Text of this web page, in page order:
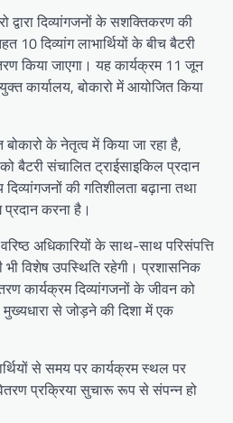
द्वारा दिव्यांगजनों के सशक्तिकरण की
10 दिव्यांग लाभार्थियों के बीच बैटरी
किया जाएगा। यह कार्यक्रम 11 जून
कार्यालय, बोकारो में आयोजित किया
के नेतृत्व में किया जा रहा है,
बैटरी संचालित ट्राईसाइकिल प्रदान
की गतिशीलता बढ़ाना तथा
प्रदान करना है।
अधिकारियों के साथ-साथ परिसंपत्ति
भी विशेष उपस्थिति रहेगी। प्रशासनिक
कार्यक्रम दिव्यांगजनों के जीवन को
से जोड़ने की दिशा में एक
से समय पर कार्यक्रम स्थल पर
प्रक्रिया सुचारू रूप से संपन्न हो